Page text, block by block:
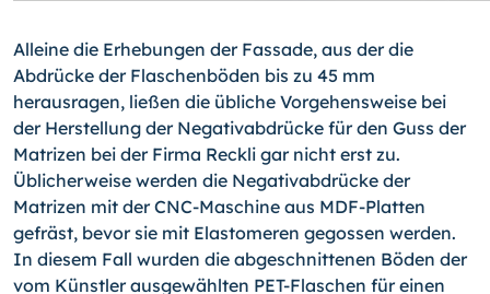
Alleine die Erhebungen der Fassade, aus der die
Abdrücke der Flaschenböden bis zu 45 mm
herausragen, ließen die übliche Vorgehensweise bei
der Herstellung der Nega­tivabdrücke für den Guss der
Matrizen bei der Firma Reckli gar nicht erst zu.
Üblicher­weise werden die Negativabdrücke der
Matrizen mit der CNC-Maschine aus MDF-Plat­ten
gefräst, bevor sie mit Elastomeren gegossen werden.
In diesem Fall wurden die abgeschnittenen Böden der
vom Künstler ausgewählten PET-Flaschen für einen